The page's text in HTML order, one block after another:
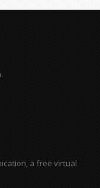
a free virtual